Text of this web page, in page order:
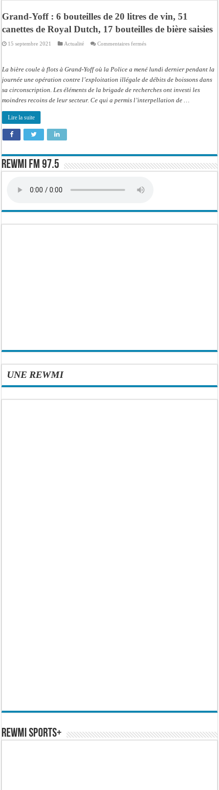
Affaire Khadim Ba : L’action publique éteinte, le PDG de Locafrique recouvre
Aide aux ménages vulnérables : 92 976 ménages ciblés, 135 000 FCFA prévus
Secteur extractif au Sénégal : 303 milliards de FCFA de revenus générés par au
Bilan Magal de Touba : 244 interpellations, 110 déferrements, 2,4 millions
Tragédie à Guinaw-Rails Sud : il poignarde à mort son frère aîné
Prétendu contrat de 50 millions FCFA : la LONASE dément tout lien avec «
Grand-Yoff : 6 bouteilles de 20 litres de vin, 51
canettes de Royal Dutch, 17 bouteilles de bière saisies
15 septembre 2021 Actualité Commentaires ferméssur
6
bouteilles
de
litres
vin,
bière
La bière coule à flots à Grand-Yoff où la Police a mené lundi dernier pendant la
journée une opération contre l’exploitation illégale de débits de boissons dans
sa circonscription. Les éléments de la brigade de recherches ont investi les
moindres recoins de leur secteur. Ce qui a permis l’interpellation de …
Lire la suite
Rewmi FM 97.5
UNE REWMI
REWMI SPORTS+